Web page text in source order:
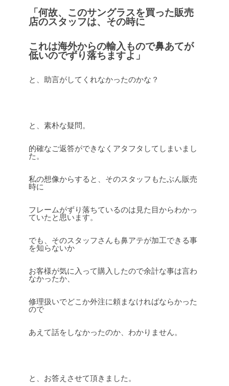
「何故、このサングラスを買った販売
店のスタッフは、その時に
これは海外からの輸入もので鼻あてが
低いのでずり落ちますよ」
と、助言がしてくれなかったのかな？
と、素朴な疑問。
的確なご返答ができなくアタフタしてしまいまし
た。
私の想像からすると、そのスタッフもたぶん販売
時に
フレームがずり落ちているのは見た目からわかっ
ていたと思います。
でも、そのスタッフさんも鼻アテが加工できる事
を知らないか
お客様が気に入って購入したので余計な事は言わ
なかったか、
修理扱いでどこか外注に頼まなければならかった
ので
あえて話をしなかったのか、わかりません。
と、お答えさせて頂きました。